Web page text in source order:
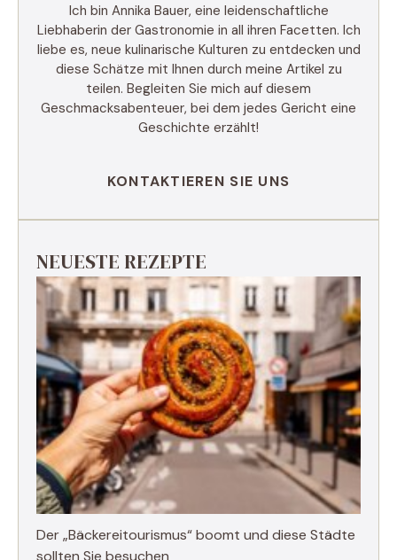
Ich bin Annika Bauer, eine leidenschaftliche
Liebhaberin der Gastronomie in all ihren Facetten. Ich
liebe es, neue kulinarische Kulturen zu entdecken und
diese Schätze mit Ihnen durch meine Artikel zu
teilen. Begleiten Sie mich auf diesem
Geschmacksabenteuer, bei dem jedes Gericht eine
Geschichte erzählt!
KONTAKTIEREN SIE UNS
NEUESTE REZEPTE
Der „Bäckereitourismus“ boomt und diese Städte
sollten Sie besuchen